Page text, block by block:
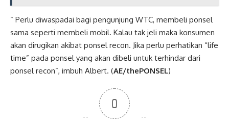
” Perlu diwaspadai bagi pengunjung WTC, membeli ponsel
sama seperti membeli mobil. Kalau tak jeli maka konsumen
akan dirugikan akibat ponsel recon. Jika perlu perhatikan “life
time” pada ponsel yang akan dibeli untuk terhindar dari
ponsel recon”, imbuh Albert. (AE/thePONSEL)
0